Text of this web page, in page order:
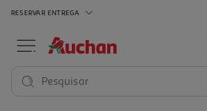
RESERVAR ENTREGA
Pesquisar